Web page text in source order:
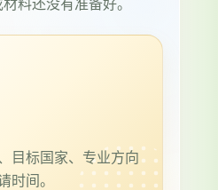
料还没有准备好。
目标国家、专业方向
时间。